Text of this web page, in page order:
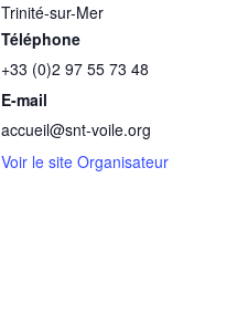
Trinité-sur-Mer
Téléphone
+33 (0)2 97 55 73 48
E-mail
accueil@snt-voile.org
Voir le site Organisateur